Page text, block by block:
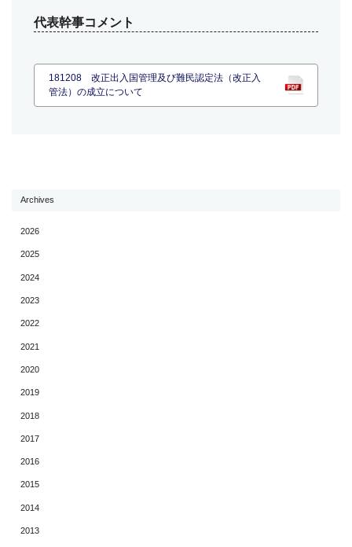
代表幹事コメント
181208 改正出入国管理及び難民認定法（改正入
管法）の成立について
Archives
2026
2025
2024
2023
2022
2021
2020
2019
2018
2017
2016
2015
2014
2013